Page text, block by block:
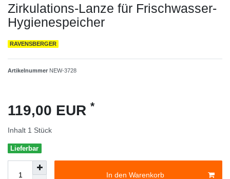
Zirkulations-Lanze für Frischwasser-
Hygienespeicher
RAVENSBERGER
Artikelnummer NEW-3728
119,00 EUR *
Inhalt 1 Stück
Lieferbar
In den Warenkorb